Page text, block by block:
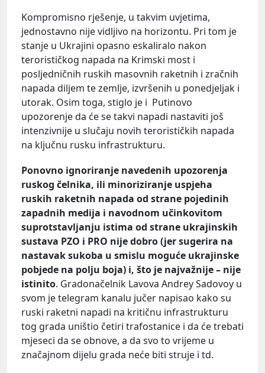
Kompromisno rješenje, u takvim uvjetima,
jednostavno nije vidljivo na horizontu. Pri tom je
stanje u Ukrajini opasno eskaliralo nakon
terorističkog napada na Krimski most i
posljedničnih ruskih masovnih raketnih i zračnih
napada diljem te zemlje, izvršenih u ponedjeljak i
utorak. Osim toga, stiglo je i Putinovo
upozorenje da će se takvi napadi nastaviti još
intenzivnije u slučaju novih terorističkih napada
na ključnu rusku infrastrukturu.
Ponovno ignoriranje navedenih upozorenja
ruskog čelnika, ili minoriziranje uspjeha
ruskih raketnih napada od strane pojedinih
zapadnih medija i navodnom učinkovitom
suprotstavljanju istima od strane ukrajinskih
sustava PZO i PRO nije dobro (jer sugerira na
nastavak sukoba u smislu moguće ukrajinske
pobjede na polju boja) i, što je najvažnije – nije
istinito. Gradonačelnik Lavova Andrey Sadovoy u
svom je telegram kanalu jučer napisao kako su
ruski raketni napadi na kritičnu infrastrukturu
tog grada uništio četiri trafostanice i da će trebati
mjeseci da se obnove, a da svo to vrijeme u
značajnom dijelu grada neće biti struje i td.